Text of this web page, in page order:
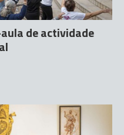
de actividade